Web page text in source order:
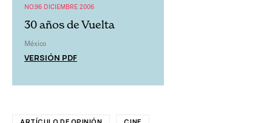
NO.96 DICIEMBRE 2006
30 años de Vuelta
México
VERSIÓN PDF